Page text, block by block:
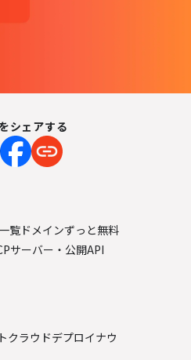
シェアする
覧 ドメインずっと無料
サーバー・公開API
クラウドデプロイナウ